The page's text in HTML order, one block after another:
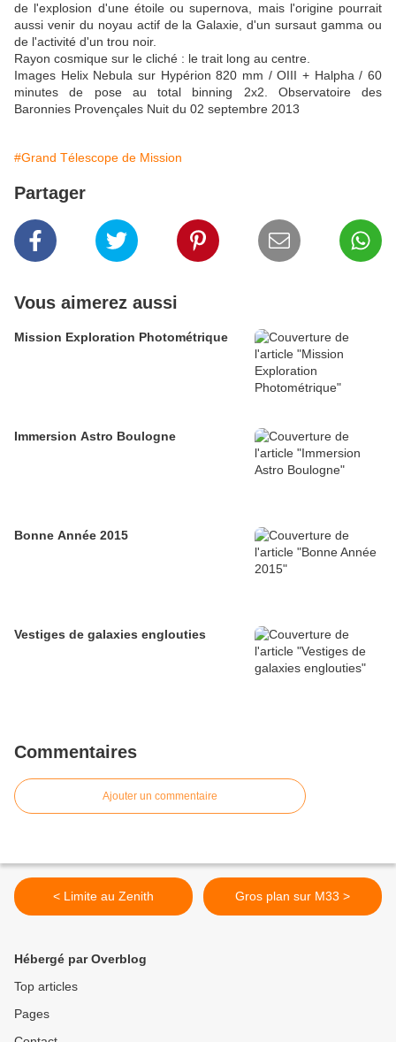
de l'explosion d'une étoile ou supernova, mais l'origine pourrait
aussi venir du noyau actif de la Galaxie, d'un sursaut gamma ou
de l'activité d'un trou noir.
Rayon cosmique sur le cliché : le trait long au centre.
Images Helix Nebula sur Hypérion 820 mm / OIII + Halpha / 60
minutes de pose au total binning 2x2. Observatoire des
Baronnies Provençales Nuit du 02 septembre 2013
#Grand Télescope de Mission
Partager
Vous aimerez aussi
Mission Exploration Photométrique
Immersion Astro Boulogne
Bonne Année 2015
Vestiges de galaxies englouties
Commentaires
Ajouter un commentaire
< Limite au Zenith Gros plan sur M33 >
Hébergé par Overblog
Top articles
Pages